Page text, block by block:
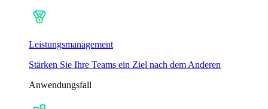
Leistungsmanagement
Stärken Sie Ihre Teams ein Ziel nach dem Anderen
Anwendungsfall